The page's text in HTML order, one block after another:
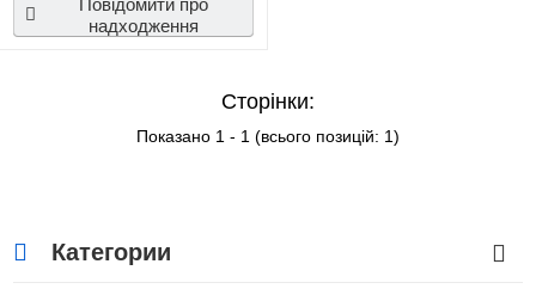
PIRATES POKEMON
RIVERDALE
SAILOR MOON SKYRIM STAR WARS
SUICIDE SQUAD
надходження
Сторінки:
Показано 1 - 1 (всього позицій: 1)
Категории